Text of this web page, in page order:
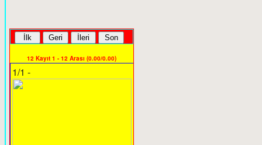
12 Kayıt 1 - 12 Arası (0.00/0.00)
1/1 -